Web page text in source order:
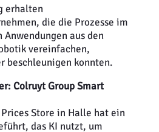
erhalten
die die Prozesse im
aus den
vereinfachen,
beschleunigen konnten.
Colruyt Group Smart
Store in Halle hat ein
das KI nutzt, um